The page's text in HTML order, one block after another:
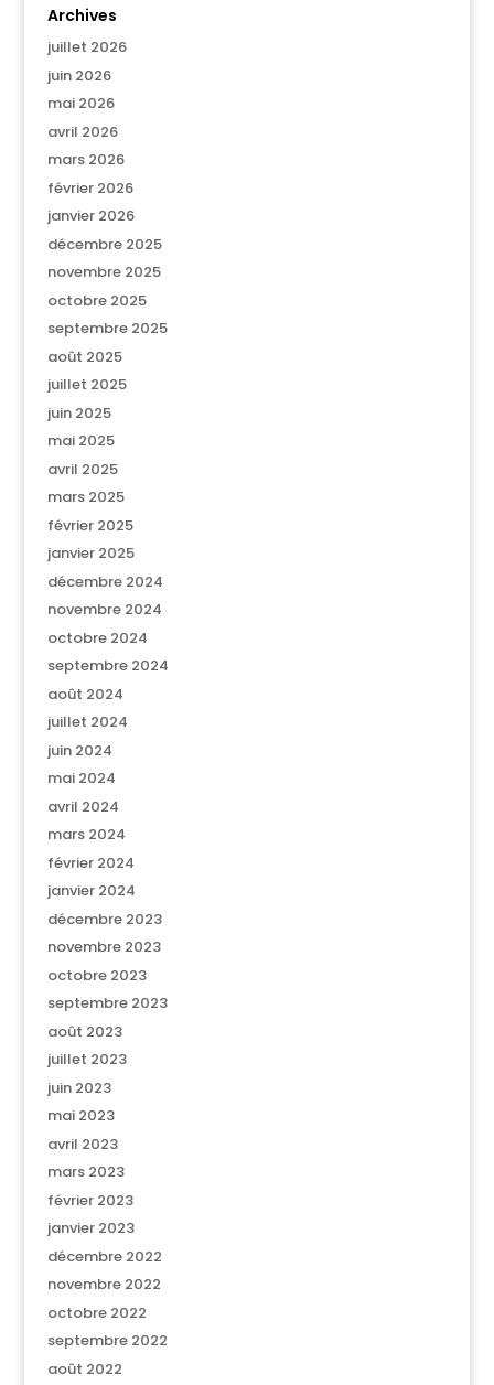
Archives
juillet 2026
juin 2026
mai 2026
avril 2026
mars 2026
février 2026
janvier 2026
décembre 2025
novembre 2025
octobre 2025
septembre 2025
août 2025
juillet 2025
juin 2025
mai 2025
avril 2025
mars 2025
février 2025
janvier 2025
décembre 2024
novembre 2024
octobre 2024
septembre 2024
août 2024
juillet 2024
juin 2024
mai 2024
avril 2024
mars 2024
février 2024
janvier 2024
décembre 2023
novembre 2023
octobre 2023
septembre 2023
août 2023
juillet 2023
juin 2023
mai 2023
avril 2023
mars 2023
février 2023
janvier 2023
décembre 2022
novembre 2022
octobre 2022
septembre 2022
août 2022